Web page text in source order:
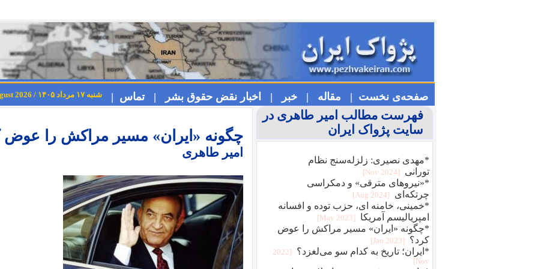
صفحه‌ی نخست | مقاله | خبر | اخبار نقض حقوق بشر | تماس | شنبه ۱۷ مرداد ۱۴۰۵ / Saturday 8th August 2026
چگونه «ایران» مسیر مراکش را عوض
امیر طاهری
فهرست مطالب امیر طاهری در
سایت پژواک ایران
*مهدی نصیری: زلزله‌سنج نظام
تورانی
[2024 Nov]
*«نیروهای مترقی» و دمکراسی
چرتکه‌ای
[2024 Aug]
*خمینی، خامنه ای، حزب توده و افسانه
امپریالیسم آمریکا
[2023 May]
*چگونه «ایران» مسیر مراکش را عوض
کرد؟
[2023 Jan]
*ایران؛ تاریخ به کدام سو می‌لغزد؟
[2022
Nov]